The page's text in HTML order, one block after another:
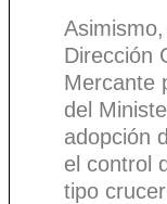
Dirección
Mercante
del
adopción
el control
tipo